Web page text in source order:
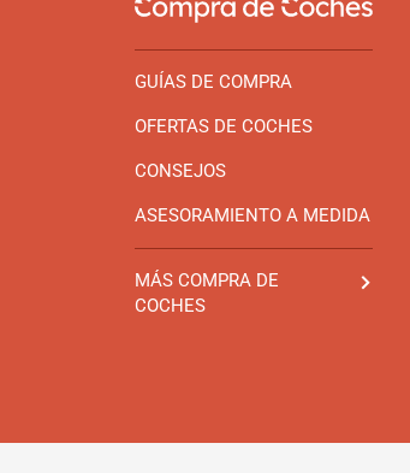
GUÍAS DE COMPRA
OFERTAS DE COCHES
CONSEJOS
ASESORAMIENTO A MEDIDA
MÁS COMPRA DE
COCHES